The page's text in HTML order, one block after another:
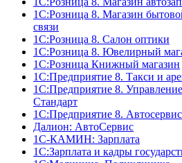
1С:Розница 8. Магазин
связи
1С:Розница 8. Салон оптики
1С:Розница 8. Ювелирный
1С:Розница Книжный магазин
1C:Предприятие 8. Такси и
1С:Предприятие 8.
Стандарт
1C:Предприятие 8. Автосервис
Далион: АвтоСервис
1С-КАМИН: Зарплата
1С:Зарплата и кадры